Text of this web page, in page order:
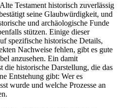
Testament historisch zuverlässig
seine Glaubwürdigkeit, und
und archäologische Funde
stützen. Einige dieser
spezifische historische Details,
Nachweise fehlen, gibt es gute
anzusehen. Ein damit
die historische Darstellung, die das
Entstehung gibt: Wer es
wurde und welche Prozesse an